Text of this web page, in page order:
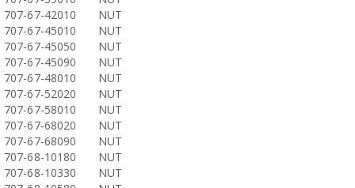
707-67-42010
NUT
707-67-45010
NUT
707-67-45050
NUT
707-67-45090
NUT
707-67-48010
NUT
707-67-52020
NUT
707-67-58010
NUT
707-67-68020
NUT
707-67-68090
NUT
707-68-10180
NUT
707-68-10330
NUT